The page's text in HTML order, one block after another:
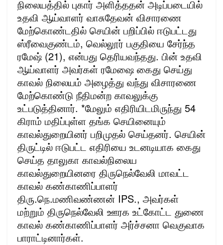
நிலையத்தில் புகார் அளித்ததன் அடிப்படையில்
உதவி ஆய்வாளர் வாசுதேவன் விசாரணை
மேற்கொண்டதில் செயின் பறிப்பில் ஈடுபட்டது
ஸ்ரீவைகுண்டம், வெல்லூர் பகுதியை சேர்ந்த
ரமேஷ் (21), என்பது தெரியவந்தது. பின் உதவி
ஆய்வாளர் அவர்கள் ரமேஷை கைது செய்து
காவல் நிலையம் அழைத்து வந்து விசாரணை
மேற்கொண்டு நீதிமன்ற காவலுக்கு
உட்படுத்தினார். *மேலும் எதிரியிடமிருந்து 54
கிராம் மதிப்புள்ள தங்க செயினையும்
காவல்துறையினர் பறிமுதல் செய்தனர். செயின்
திருட்டில் ஈடுபட்ட எதிரியை உடனடியாக கைது
செய்த தாலுகா காவல்நிலைய
காவல்துறையினரை திருநெல்வேலி மாவட்ட
காவல் கண்காணிப்பாளர்
திரு‌.நெ.மணிவண்ணன் IPS., அவர்கள்
மற்றும் திருநெல்வேலி ஊரக உட்கோட்ட துணை
காவல் கண்காணிப்பாளர் அர்ச்சனா வெகுவாக
பாராட்டினார்கள்.